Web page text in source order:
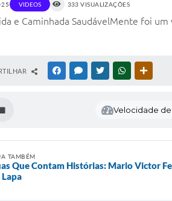
VIDEOS 333 VISUALIZAÇÕES
e Caminhada SaudávelMente foi
FACEBOOKMESSENGER
TWITTERWHATSAPP
Velocidade de
TAMBÉM
Que Contam Histórias: Mario Victor
Lapa